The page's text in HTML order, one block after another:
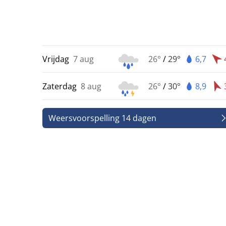
Vrijdag 7 aug 26° /29° 6,7
Zaterdag 8 aug 26° /30° 8,9
Weersvoorspelling 14 dagen